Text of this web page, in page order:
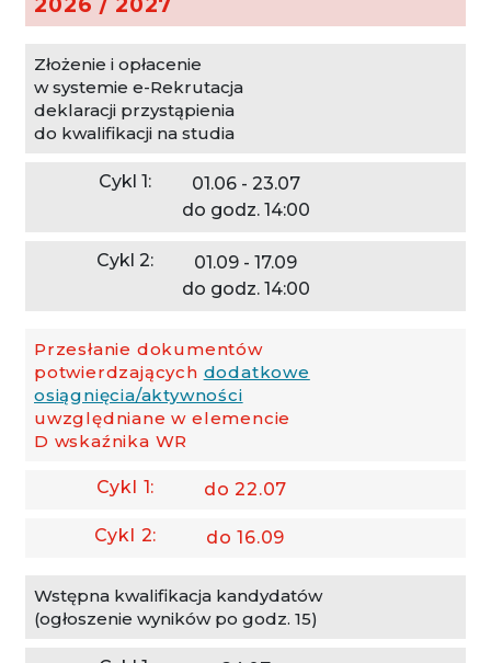
Złożenie i opłacenie
w systemie e-Rekrutacja
deklaracji przystąpienia
do kwalifikacji na studia
01.06 - 23.07
do godz. 14:00
01.09 - 17.09
do godz. 14:00
Przesłanie dokumentów
potwierdzających dodatkowe
osiągnięcia/aktywności
uwzględniane w elemencie
D wskaźnika WR
do 22.07
do 16.09
Wstępna kwalifikacja kandydatów
(ogłoszenie wyników po godz. 15)